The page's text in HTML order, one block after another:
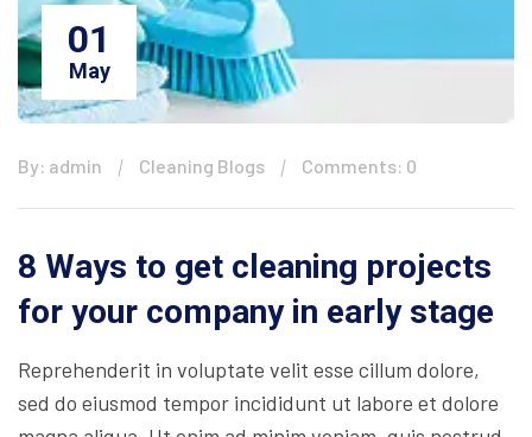
01
May
By: admin Cleaning Blogs Comments: 0
8 Ways to get cleaning projects
for your company in early stage
Reprehenderit in voluptate velit esse cillum dolore,
sed do eiusmod tempor incididunt ut labore et dolore